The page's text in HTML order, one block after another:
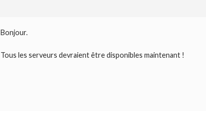
Bonjour.
Tous les serveurs devraient être disponibles maintenant !